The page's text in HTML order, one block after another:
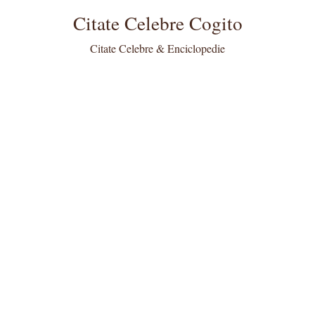
Citate Celebre Cogito
Citate Celebre & Enciclopedie